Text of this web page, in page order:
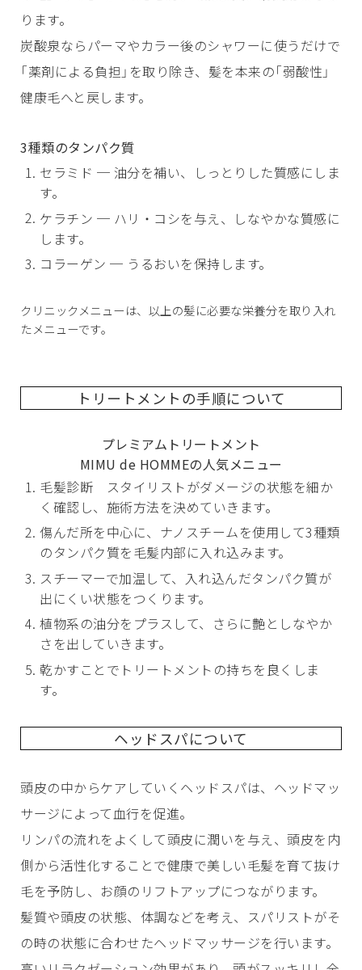
ります。
炭酸泉ならパーマやカラー後のシャワーに使うだけで
「薬剤による負担」を取り除き、髪を本来の「弱酸性」
健康毛へと戻します。
3種類のタンパク質
セラミド ─ 油分を補い、しっとりした質感にしま
す。
ケラチン ─ ハリ・コシを与え、しなやかな質感に
します。
コラーゲン ─ うるおいを保持します。
クリニックメニューは、以上の髪に必要な栄養分を取り入れ
たメニューです。
トリートメントの手順について
プレミアムトリートメント
MIMU de HOMMEの人気メニュー
毛髪診断 スタイリストがダメージの状態を細か
く確認し、施術方法を決めていきます。
傷んだ所を中心に、ナノスチームを使用して3種類
のタンパク質を毛髪内部に入れ込みます。
スチーマーで加温して、入れ込んだタンパク質が
出にくい状態をつくります。
植物系の油分をプラスして、さらに艶としなやか
さを出していきます。
乾かすことでトリートメントの持ちを良くしま
す。
ヘッドスパについて
頭皮の中からケアしていくヘッドスパは、ヘッドマッ
サージによって血行を促進。
リンパの流れをよくして頭皮に潤いを与え、頭皮を内
側から活性化することで健康で美しい毛髪を育て抜け
毛を予防し、お顔のリフトアップにつながります。
髪質や頭皮の状態、体調などを考え、スパリストがそ
の時の状態に合わせたヘッドマッサージを行います。